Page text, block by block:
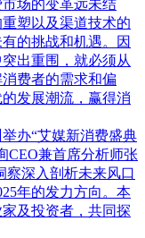
场的变革远未结
塑以及渠道技术的
的挑战和机遇。因
出重围，就必须从
费者的需求和偏
发展潮流，赢得消
办“艾媒新消费盛典
CEO兼首席分析师张
察深入剖析未来风口
年的发力方向。本
及投资者，共同探